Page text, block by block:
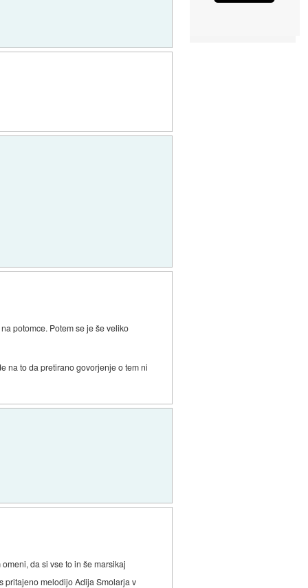
potomce. Potem se je še veliko
na to da pretirano govorjenje o tem ni
da si vse to in še marsikaj
pritajeno melodijo Adija Smolarja v